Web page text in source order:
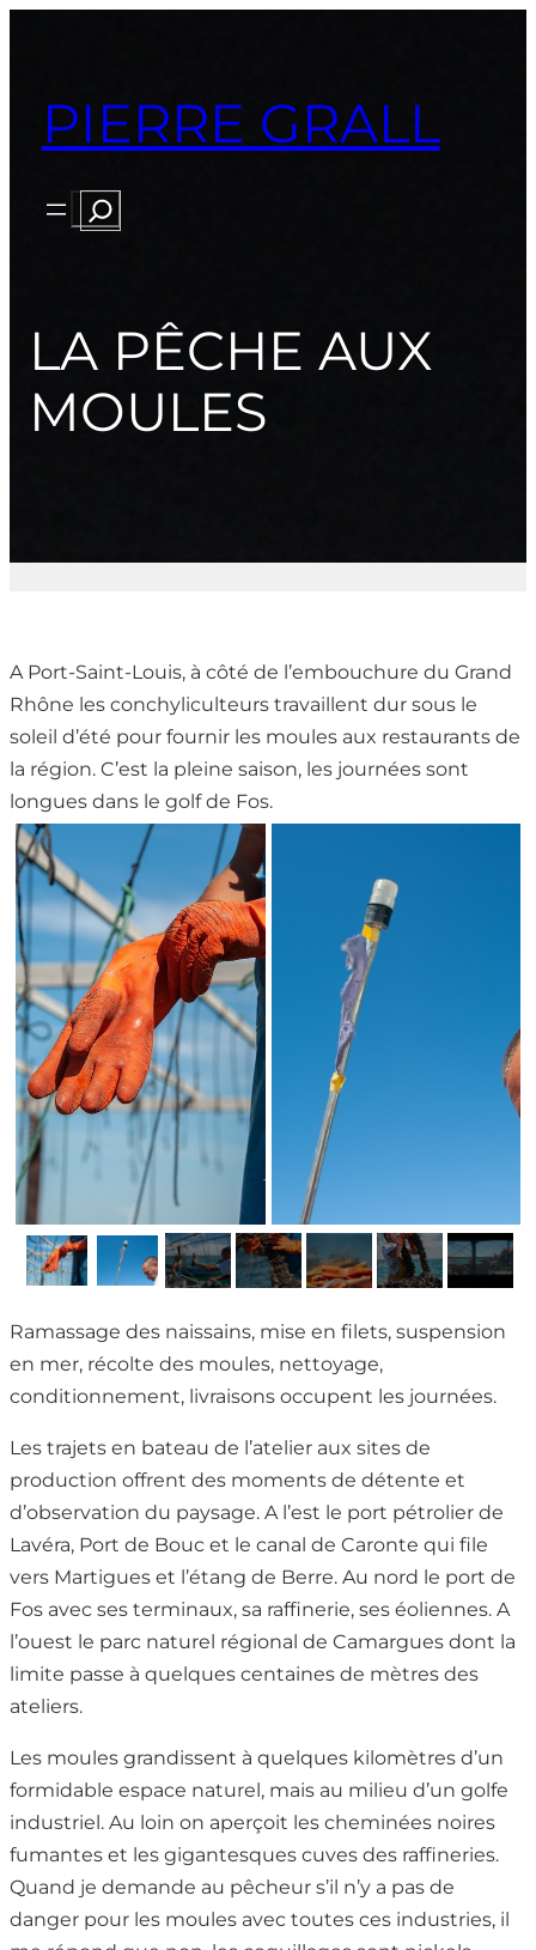
PIERRE GRALL
Rechercher
LA PÊCHE AUX
MOULES
A Port-Saint-Louis, à côté de l’embouchure du Grand
Rhône les conchyliculteurs travaillent dur sous le
soleil d’été pour fournir les moules aux restaurants de
la région. C’est la pleine saison, les journées sont
longues dans le golf de Fos.
Ramassage des naissains, mise en filets, suspension
en mer, récolte des moules, nettoyage,
conditionnement, livraisons occupent les journées.
Les trajets en bateau de l’atelier aux sites de
production offrent des moments de détente et
d’observation du paysage. A l’est le port pétrolier de
Lavéra, Port de Bouc et le canal de Caronte qui file
vers Martigues et l’étang de Berre. Au nord le port de
Fos avec ses terminaux, sa raffinerie, ses éoliennes. A
l’ouest le parc naturel régional de Camargues dont la
limite passe à quelques centaines de mètres des
ateliers.
Les moules grandissent à quelques kilomètres d’un
formidable espace naturel, mais au milieu d’un golfe
industriel. Au loin on aperçoit les cheminées noires
fumantes et les gigantesques cuves des raffineries.
Quand je demande au pêcheur s’il n’y a pas de
danger pour les moules avec toutes ces industries, il